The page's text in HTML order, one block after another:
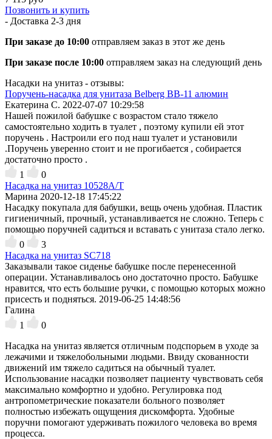
Позвонить и купить
- Доставка 2-3 дня
При заказе до 10:00 отправляем заказ в этот же день
При заказе после 10:00 отправляем заказ на следующий день
Насадки на унитаз - отзывы:
Поручень-насадка для унитаза Belberg BB-11 алюмин
Екатерина С. 2022-07-07 10:29:58
Нашей пожилой бабушке с возрастом стало тяжело
самостоятельно ходить в туалет , поэтому купили ей этот
поручень . Настроили его под наш туалет и установили
.Поручень уверенно стоит и не прогибается , собирается
достаточно просто .
1
0
Насадка на унитаз 10528А/T
Марина 2020-12-18 17:45:22
Насадку покупала для бабушки, вещь очень удобная. Пластик
гигиеничный, прочный, устанавливается не сложно. Теперь с
помощью поручней садиться и вставать с унитаза стало легко.
0
3
Насадка на унитаз SC718
Заказывали такое сиденье бабушке после перенесенной
операции. Устанавливалось оно достаточно просто. Бабушке
нравится, что есть большие ручки, с помощью которых можно
присесть и подняться. 2019-06-25 14:48:56
Галина
1
0
Насадка на унитаз является отличным подспорьем в уходе за
лежачими и тяжелобольными людьми. Ввиду скованности
движений им тяжело садиться на обычный туалет.
Использование насадки позволяет пациенту чувствовать себя
максимально комфортно и удобно. Регулировка под
антропометрические показатели больного позволяет
полностью избежать ощущения дискомфорта. Удобные
поручни помогают удерживать пожилого человека во время
процесса.